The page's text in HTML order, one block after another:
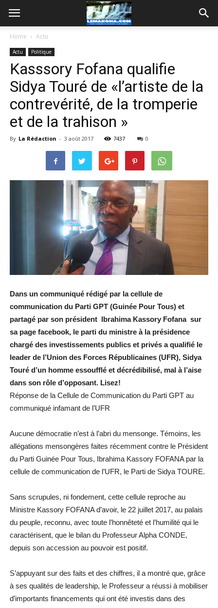
Home Actu
Actu Politique
Kasssory Fofana qualifie
Sidya Touré de «l’artiste de la
contrevérité, de la tromperie
et de la trahison »
By La Rédaction - 3 août 2017 7437 0
Dans un communiqué rédigé par la cellule de
communication du Parti GPT (Guinée Pour Tous) et
partagé par son président Ibrahima Kassory Fofana sur
sa page facebook, le parti du ministre à la présidence
chargé des investissements publics et privés a qualifié le
leader de l’Union des Forces Républicaines (UFR), Sidya
Touré d’un homme essoufflé et décrédibilisé, mal à l’aise
dans son rôle d’opposant. Lisez!
Réponse de la Cellule de Communication du Parti GPT au
communiqué infamant de l’UFR
Aucune démocratie n’est à l’abri du mensonge. Témoins, les
allégations mensongères faites récemment contre le Président
du Parti Guinée Pour Tous, Ibrahima Kassory FOFANA par la
cellule de communication de l’UFR, le Parti de Sidya TOURE.
Sans scrupules, ni fondement, cette cellule reproche au
Ministre Kassory FOFANA d’avoir, le 22 juillet 2017, au palais
du peuple, reconnu, avec toute l’honnêteté et l’humilité qui le
caractérisent, que le bilan du Professeur Alpha CONDE,
depuis son accession au pouvoir est positif.
S’appuyant sur des faits et des chiffres, il a montré que, grâce
à ses qualités de leadership, le Professeur a réussi à mobiliser
d’importants financements qui ont été investis dans des